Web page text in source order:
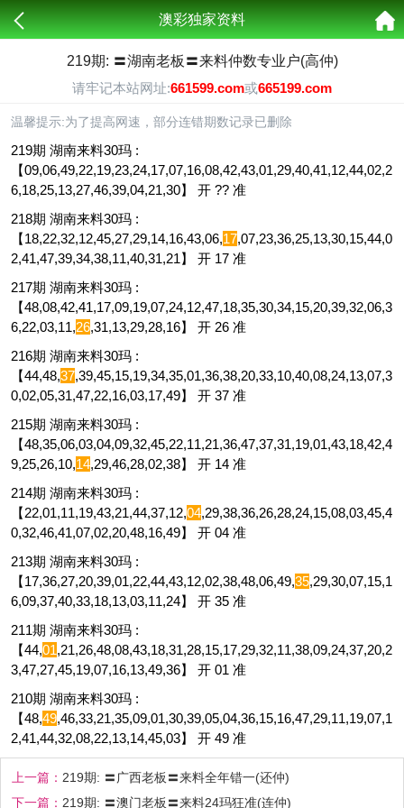
澳彩独家资料
219期: 〓湖南老板〓来料仲数专业户(高仲)
请牢记本站网址:661599.com或665199.com
温馨提示:为了提高网速，部分连错期数记录已删除
219期 湖南来料30玛 :
【09,06,49,22,19,23,24,17,07,16,08,42,43,01,29,40,41,12,44,02,2
6,18,25,13,27,46,39,04,21,30】 开 ?? 准
218期 湖南来料30玛 :
【18,22,32,12,45,27,29,14,16,43,06,17,07,23,36,25,13,30,15,44,0
2,41,47,39,34,38,11,40,31,21】 开 17 准
217期 湖南来料30玛 :
【48,08,42,41,17,09,19,07,24,12,47,18,35,30,34,15,20,39,32,06,3
6,22,03,11,26,31,13,29,28,16】 开 26 准
216期 湖南来料30玛 :
【44,48,37,39,45,15,19,34,35,01,36,38,20,33,10,40,08,24,13,07,3
0,02,05,31,47,22,16,03,17,49】 开 37 准
215期 湖南来料30玛 :
【48,35,06,03,04,09,32,45,22,11,21,36,47,37,31,19,01,43,18,42,4
9,25,26,10,14,29,46,28,02,38】 开 14 准
214期 湖南来料30玛 :
【22,01,11,19,43,21,44,37,12,04,29,38,36,26,28,24,15,08,03,45,4
0,32,46,41,07,02,20,48,16,49】 开 04 准
213期 湖南来料30玛 :
【17,36,27,20,39,01,22,44,43,12,02,38,48,06,49,35,29,30,07,15,1
6,09,37,40,33,18,13,03,11,24】 开 35 准
211期 湖南来料30玛 :
【44,01,21,26,48,08,43,18,31,28,15,17,29,32,11,38,09,24,37,20,2
3,47,27,45,19,07,16,13,49,36】 开 01 准
210期 湖南来料30玛 :
【48,49,46,33,21,35,09,01,30,39,05,04,36,15,16,47,29,11,19,07,1
2,41,44,32,08,22,13,14,45,03】 开 49 准
上一篇： 219期: 〓广西老板〓来料全年错一(还仲)
下一篇： 219期: 〓澳门老板〓来料24玛狂准(连仲)